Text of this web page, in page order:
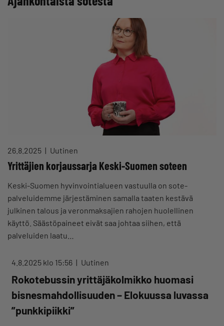
26.8.2025 Uutinen
Yrittäjien korjaussarja Keski-Suomen soteen
Keski-Suomen hyvinvointialueen vastuulla on sote-
palveluidemme järjestäminen samalla taaten kestävä
julkinen talous ja veronmaksajien rahojen huolellinen
käyttö. Säästöpaineet eivät saa johtaa siihen, että
palveluiden laatu…
4.8.2025 klo 15:56 Uutinen
Rokotebussin yrittäjäkolmikko huomasi
bisnesmahdollisuuden – Elokuussa luvassa
”punkkipiikki”